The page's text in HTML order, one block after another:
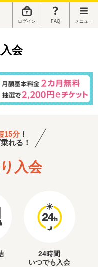
ログイン FAQ メニュー
会
15分 ！
れる！
入会
24時間
いつでも入会